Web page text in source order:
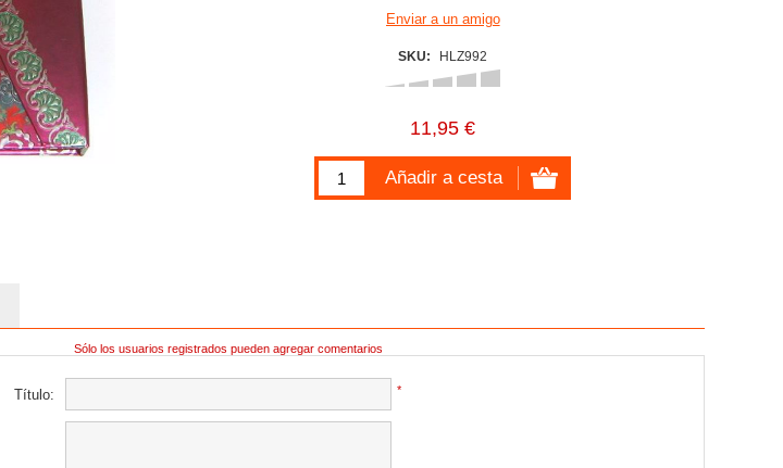
SKU: HLZ992
11,95 €
Sólo los usuarios registrados pueden agregar comentarios
Título: *